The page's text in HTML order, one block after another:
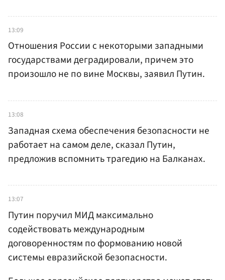
13:09
Отношения России с некоторыми западными
государствами деградировали, причем это
произошло не по вине Москвы, заявил Путин.
13:08
Западная схема обеспечения безопасности не
работает на самом деле, сказал Путин,
предложив вспомнить трагедию на Балканах.
13:07
Путин поручил МИД максимально
содействовать международным
договоренностям по формованию новой
системы евразийской безопасности.